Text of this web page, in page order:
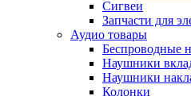
Сигвеи
Запчасти для
Аудио товары
Беспроводные
Наушники
Наушники
Колонки